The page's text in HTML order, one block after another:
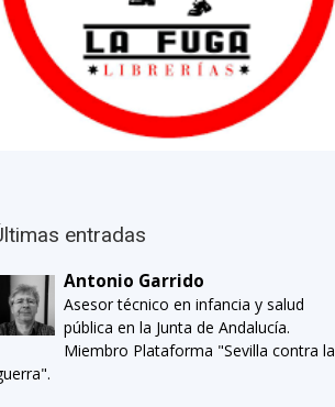
entradas
Antonio Garrido
Asesor técnico en infancia y salud
pública en la Junta de Andalucía.
Miembro Plataforma "Sevilla contra la